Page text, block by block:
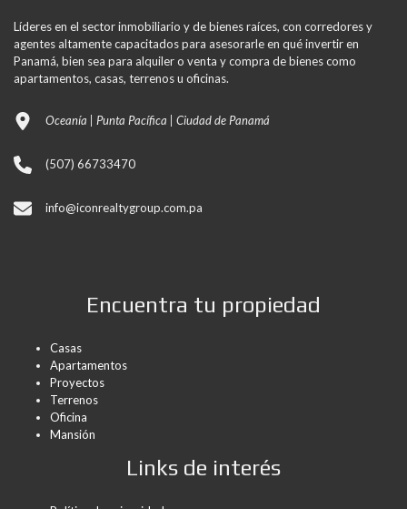
Líderes en el sector inmobiliario y de bienes raíces, con corredores y
agentes altamente capacitados para asesorarle en qué invertir en
Panamá, bien sea para alquiler o venta y compra de bienes como
apartamentos, casas, terrenos u oficinas.
Oceanía | Punta Pacífica | Ciudad de Panamá
(507) 66733470
info@iconrealtygroup.com.pa
Encuentra tu propiedad
Casas
Apartamentos
Proyectos
Terrenos
Oficina
Mansión
Links de interés